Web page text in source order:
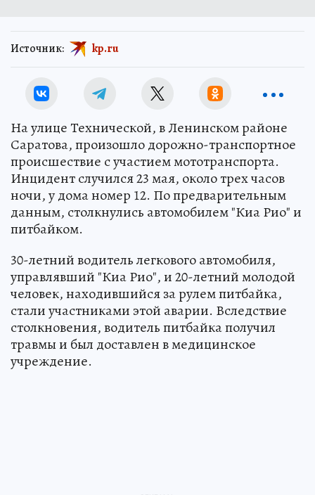
Источник: kp.ru
На улице Технической, в Ленинском районе
Саратова, произошло дорожно-транспортное
происшествие с участием мототранспорта.
Инцидент случился 23 мая, около трех часов
ночи, у дома номер 12. По предварительным
данным, столкнулись автомобилем "Киа Рио" и
питбайком.
30-летний водитель легкового автомобиля,
управлявший "Киа Рио", и 20-летний молодой
человек, находившийся за рулем питбайка,
стали участниками этой аварии. Вследствие
столкновения, водитель питбайка получил
травмы и был доставлен в медицинское
учреждение.